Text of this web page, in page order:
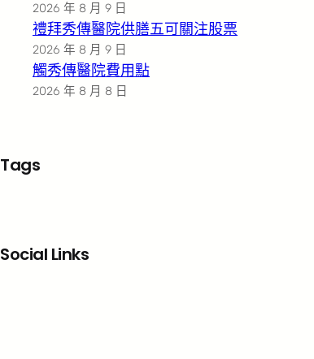
2026 年 8 月 9 日
禮拜秀傳醫院供膳五可關注股票
2026 年 8 月 9 日
觸秀傳醫院費用點
2026 年 8 月 8 日
Tags
Social Links